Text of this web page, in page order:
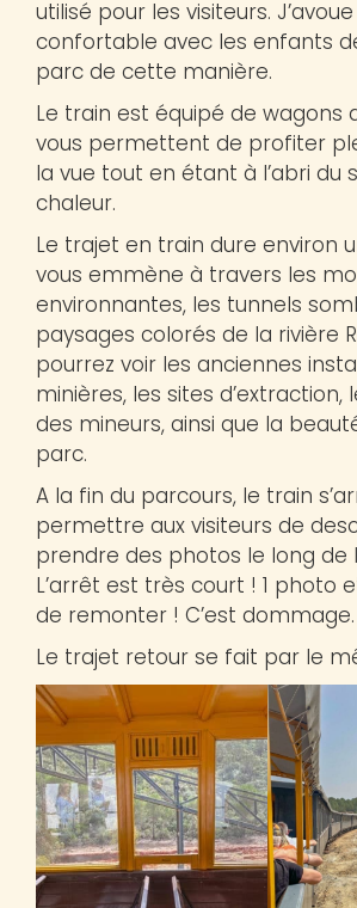
utilisé pour les visiteurs.
confortable avec les enfants
parc de cette manière.
Le train est équipé de wagons
vous permettent de profiter
la vue tout en étant à l’abri du
chaleur.
Le trajet en train dure environ
vous emmène à travers les
environnantes, les tunnels
paysages colorés de la rivière
pourrez voir les anciennes
minières, les sites d’extraction,
des mineurs, ainsi que la
parc.
A la fin du parcours, le train
permettre aux visiteurs de
prendre des photos le long de
L’arrêt est très court ! 1 photo
de remonter ! C’est dommage.
Le trajet retour se fait par le